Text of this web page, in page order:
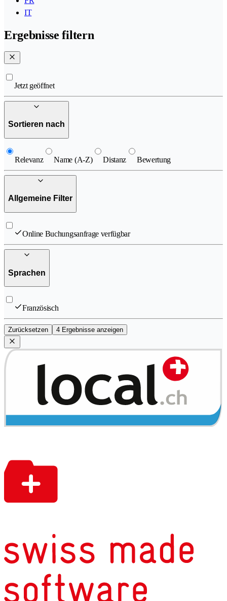
IT
Ergebnisse filtern
Jetzt geöffnet
Sortieren nach
Relevanz Name (A-Z) Distanz Bewertung
Allgemeine Filter
Online Buchungsanfrage verfügbar
Sprachen
Französisch
Zurücksetzen 4 Ergebnisse anzeigen